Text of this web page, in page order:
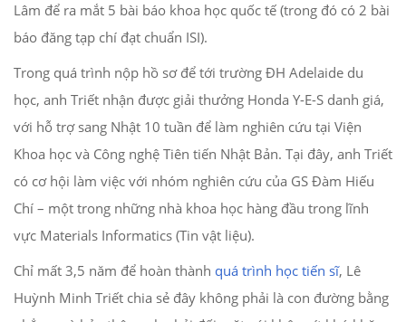
Lâm để ra mắt 5 bài báo khoa học quốc tế (trong đó có 2 bài
báo đăng tạp chí đạt chuẩn ISI).
Trong quá trình nộp hồ sơ để tới trường ĐH Adelaide du
học, anh Triết nhận được giải thưởng Honda Y-E-S danh giá,
với hỗ trợ sang Nhật 10 tuần để làm nghiên cứu tại Viện
Khoa học và Công nghệ Tiên tiến Nhật Bản. Tại đây, anh Triết
có cơ hội làm việc với nhóm nghiên cứu của GS Đàm Hiếu
Chí – một trong những nhà khoa học hàng đầu trong lĩnh
vực Materials Informatics (Tin vật liệu).
Chỉ mất 3,5 năm để hoàn thành quá trình học tiến sĩ, Lê
Huỳnh Minh Triết chia sẻ đây không phải là con đường bằng